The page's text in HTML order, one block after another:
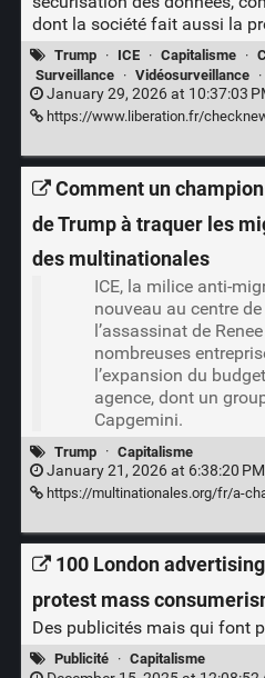
dont la société fait aussi la
Trump · ICE · Capitalisme ·
Surveillance
· Vidéosurveillance ·
January 29, 2026 at 10:37:03
https://www.liberation.fr/checknews/ice-parrot-et-thales-deux-autres-entreprises-francaises-au-
Comment un
de Trump à traquer les
des multinationales
ICE, la milice anti-
nouveau au centre
l’assassinat de
nombreuses
l’expansion du
agence, dont un
Capgemini.
Trump · Capitalisme
January 21, 2026 at 6:38:20 PM
https://multinationales.org/fr/a-chaud/actualites/comment-un-
100 London
protest mass
Des publicités mais qui font
Publicité · Capitalisme